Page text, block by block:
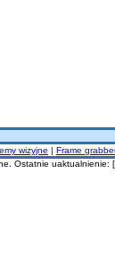
wizyjne | Frame
Ostatnie